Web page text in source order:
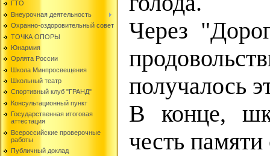
ГТО
Внеурочная деятельность
Охранно-оздоровительный совет
ТОЧКА ОПОРЫ
Юнармия
Орлята России
Школа Минпросвещения
Школьный театр
Спортивный клуб "ГРАНД"
Консультационный пункт
Государственная итоговая
аттестация
Всероссийские проверочные
работы
Публичный доклад
Через
получалось
В конце,
честь